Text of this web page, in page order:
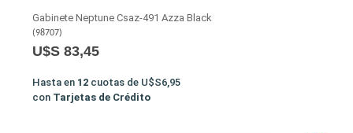
Gabinete Neptune Csaz-491 Azza Black
(98707)
U$S 83,45
Hasta en 12 cuotas de U$S6,95
con Tarjetas de Crédito